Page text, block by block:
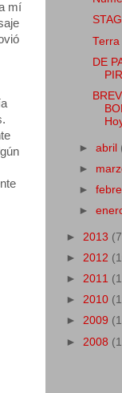
mí
Terra
DE
►abril
►
►
►
► 2013
► 2012
► 2011
► 2010
► 2009
► 2008